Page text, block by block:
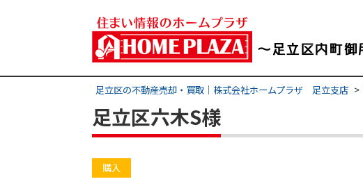
足立区の不動産売却・買取｜株式会社ホームプラザ 足立支店
足立区六木S様
購入